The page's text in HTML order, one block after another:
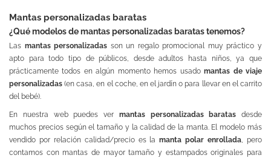
Mantas personalizadas baratas
¿Qué modelos de mantas personalizadas baratas tenemos?
Las mantas personalizadas son un regalo promocional muy práctico y
apto para todo tipo de públicos, desde adultos hasta niños, ya que
prácticamente todos en algún momento hemos usadomantas de viaje
personalizadas (en casa, en el coche, en el jardín o para llevar en el carrito
del bebé).
En nuestra web puedes ver mantas personalizadas baratas desde
muchos precios según el tamaño y la calidad de la manta. El modelo más
vendido por relación calidad/precio es lamanta polar enrollada, pero
contamos con mantas de mayor tamaño y estampados originales para